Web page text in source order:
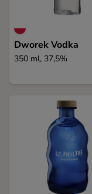
Dworek Vodka
350 ml, 37,5%